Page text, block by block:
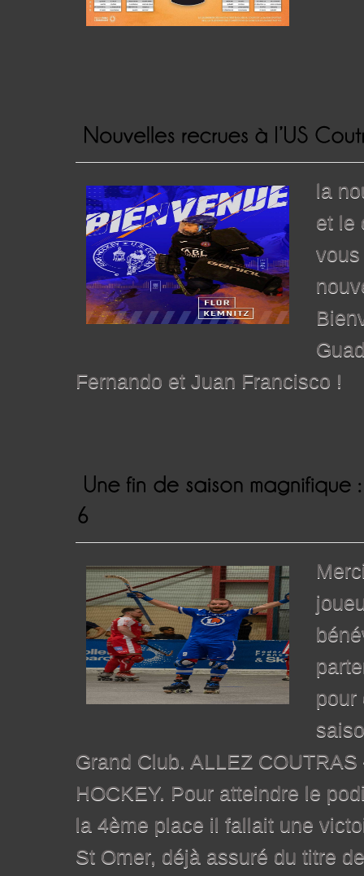
la
et le
Fernando et Juan Francisco !
pour
Grand Club. ALLEZ
HOCKEY. Pour atteindre le
la 4ème place il fallait une
St Omer, déjà assuré du titre